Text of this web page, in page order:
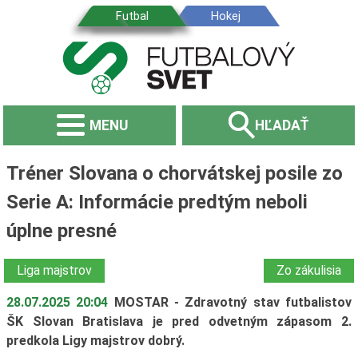
MENU HĽADAŤ
Tréner Slovana o chorvátskej posile zo
Serie A: Informácie predtým neboli
úplne presné
Liga majstrov Zo zákulisia
28.07.2025 20:04 MOSTAR - Zdravotný stav futbalistov
ŠK Slovan Bratislava je pred odvetným zápasom 2.
predkola Ligy majstrov dobrý.